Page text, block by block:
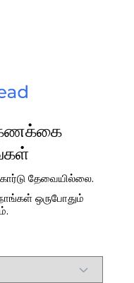
தேவையில்லை.
ஒருபோதும்